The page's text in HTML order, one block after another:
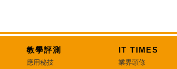
教學評測
應用秘技
IT TIMES
業界頭條